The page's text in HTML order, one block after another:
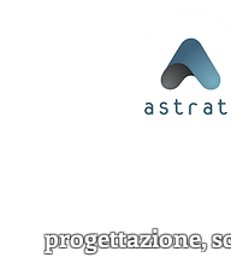
progettazione,